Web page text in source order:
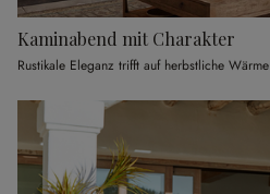
Kaminabend mit Charakter
Rustikale Eleganz trifft auf herbstliche Wärme